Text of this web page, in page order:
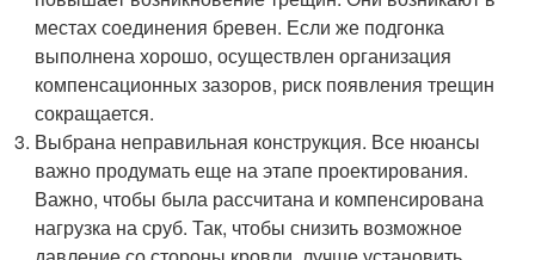
местах соединения бревен. Если же подгонка
выполнена хорошо, осуществлен организация
компенсационных зазоров, риск появления трещин
сокращается.
Выбрана неправильная конструкция. Все нюансы
важно продумать еще на этапе проектирования.
Важно, чтобы была рассчитана и компенсирована
нагрузка на сруб. Так, чтобы снизить возможное